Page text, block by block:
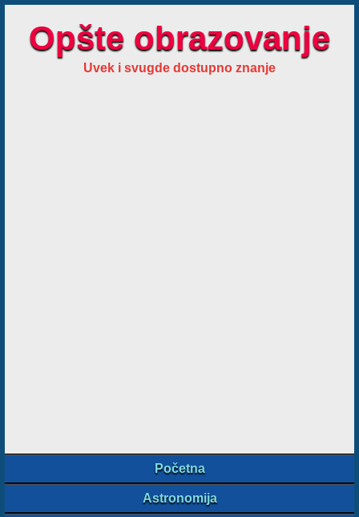
Opšte obrazovanje
Uvek i svugde dostupno znanje
Početna
Astronomija